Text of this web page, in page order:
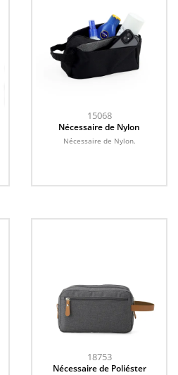
15068
Nécessaire de Nylon
Nécessaire de Nylon.
18753
Nécessaire de Poliéster